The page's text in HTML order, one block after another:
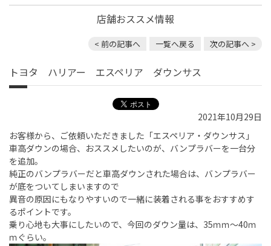
店舗おススメ情報
< 前の記事へ 一覧へ戻る 次の記事へ >
トヨタ ハリアー エスペリア ダウンサス
2021年10月29日
お客様から、ご依頼いただきました「エスペリア・ダウンサス」
車高ダウンの場合、おススメしたいのが、バンプラバーを一台分
を追加。
純正のバンプラバーだと車高ダウンされた場合は、バンプラバー
が底をついてしまいますので
異音の原因にもなりやすいので一緒に装着される事をおすすめす
るポイントです。
乗り心地も大事にしたいので、今回のダウン量は、35ｍｍ～40ｍ
ｍぐらい。